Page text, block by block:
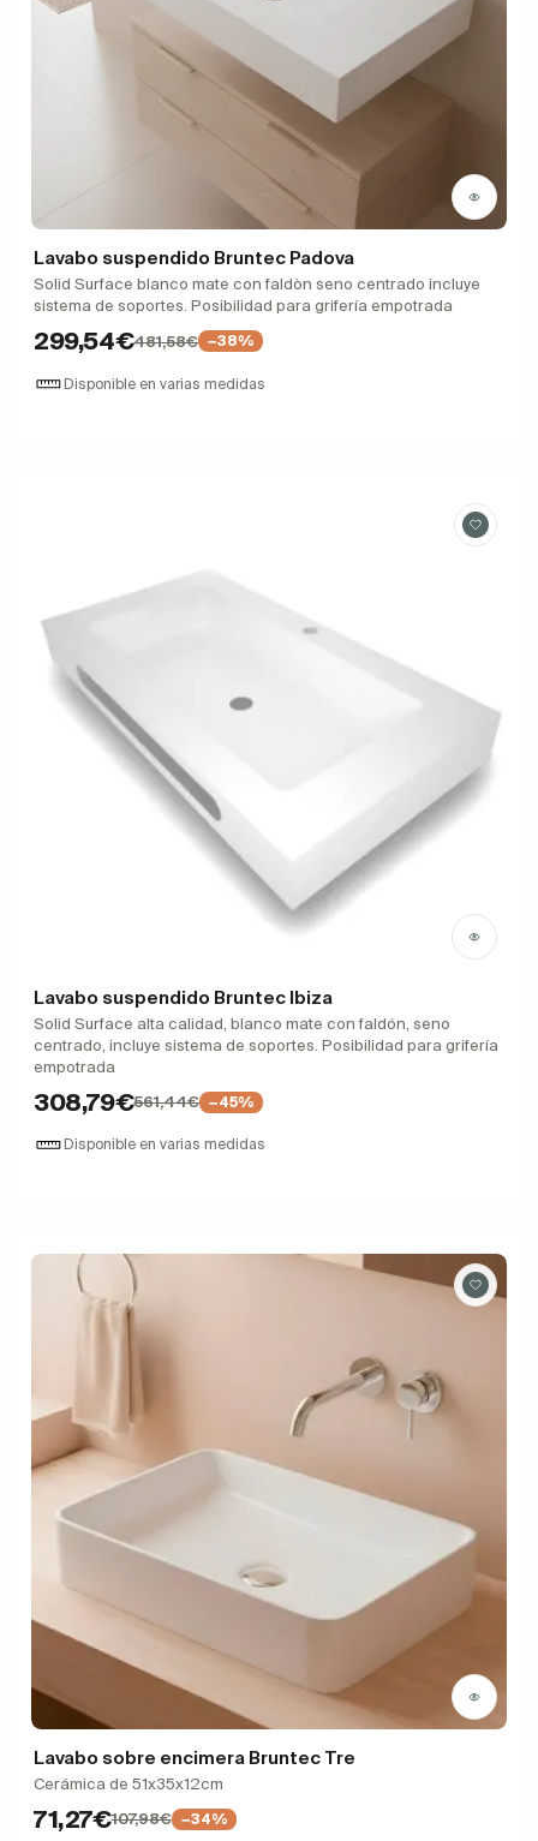
Lavabo suspendido Bruntec Padova
Solid Surface blanco mate con faldòn seno centrado incluye
sistema de soportes. Posibilidad para grifería empotrada
299,54€481,58€ −38%
Disponible en varias medidas
Lavabo suspendido Bruntec Ibiza
Solid Surface alta calidad, blanco mate con faldón, seno
centrado, incluye sistema de soportes. Posibilidad para grifería
empotrada
308,79€561,44€ −45%
Disponible en varias medidas
Lavabo sobre encimera Bruntec Tre
Cerámica de 51x35x12cm
71,27€107,98€ −34%